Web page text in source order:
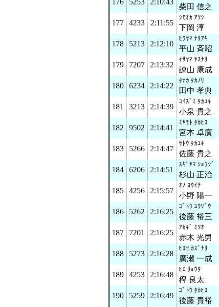
176
5253 2:10:43
柴田 信之
177
4233 2:11:55
ｼﾓｵｶ ｱﾂｼ
下岡 淳
178
5213 2:12:10
ﾋﾗﾔﾏ ﾅﾘｱｷ
平山 斉昭
179
7207 2:13:32
ｲｻﾔﾏ ﾔｽﾅﾘ
諌山 康成
180
6234 2:14:22
ﾀﾅｶ ﾀｶﾉﾘ
田中 孝典
181
3213 2:14:39
ｺｲｽﾞﾐ ﾀｶﾕｷ
小泉 貴之
182
9502 2:14:41
ﾐﾔﾓﾄ ﾀｶﾋﾛ
宮本 卓廣
183
5266 2:14:47
ｻﾄｳ ﾀｶﾕｷ
佐藤 貴之
184
6206 2:14:51
ｽｷﾞﾔﾏ ｼｮｳｼﾞ
杉山 正治
185
4256 2:15:57
ｵﾉ ﾖｳｲﾁ
小野 陽一
186
5262 2:16:25
ｺﾞﾄｳ ﾕｳｿﾞｳ
後藤 裕三
187
7201 2:16:25
ｱｶｷﾞ ﾐﾂｵ
赤木 光男
188
5273 2:16:28
ﾋﾛｾ ｶｽﾞﾅﾘ
廣瀬 一成
189
4253 2:16:48
ﾋｴ ﾘｮｳﾀ
稗 良太
190
5259 2:16:49
ｺﾞﾄｳ ﾀｶﾋﾛ
後藤 貴裕